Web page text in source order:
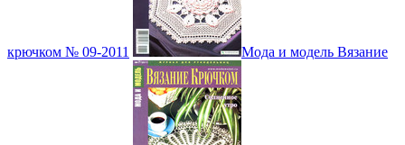
крючком № 09-2011 Мода и модель Вязание